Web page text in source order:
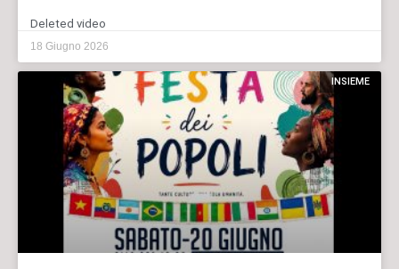
Deleted video
18 Giugno 2026
INSIEME